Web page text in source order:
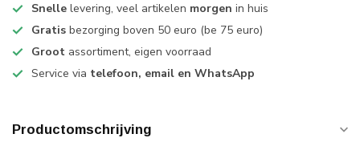
Snelle levering, veel artikelen morgen in huis
Gratis bezorging boven 50 euro (be 75 euro)
Groot assortiment, eigen voorraad
Service via telefoon, email en WhatsApp
Productomschrijving